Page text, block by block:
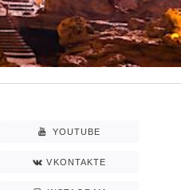
YOUTUBE
VKONTAKTE